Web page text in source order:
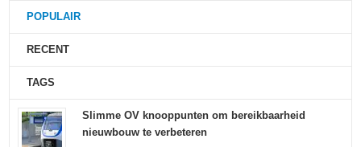
POPULAIR
RECENT
TAGS
Slimme OV knooppunten om bereikbaarheid
nieuwbouw te verbeteren